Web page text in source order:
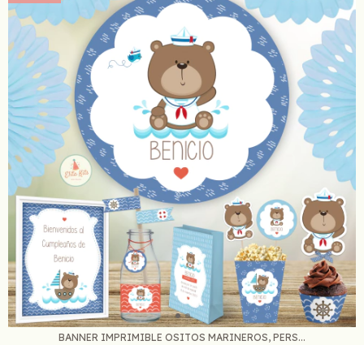
BANNER IMPRIMIBLE OSITOS MARINEROS, PERS...